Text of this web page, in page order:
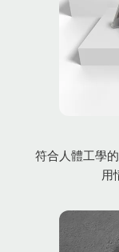
符合人體工學
用